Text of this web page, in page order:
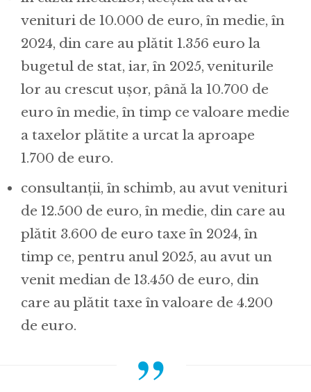
venituri de 10.000 de euro, în medie, în
2024, din care au plătit 1.356 euro la
bugetul de stat, iar, în 2025, veniturile
lor au crescut ușor, până la 10.700 de
euro în medie, în timp ce valoare medie
a taxelor plătite a urcat la aproape
1.700 de euro.
consultanții, în schimb, au avut venituri
de 12.500 de euro, în medie, din care au
plătit 3.600 de euro taxe în 2024, în
timp ce, pentru anul 2025, au avut un
venit median de 13.450 de euro, din
care au plătit taxe în valoare de 4.200
de euro.